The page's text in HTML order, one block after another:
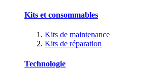
Kits et consommables
Kits de maintenance
Kits de réparation
Technologie